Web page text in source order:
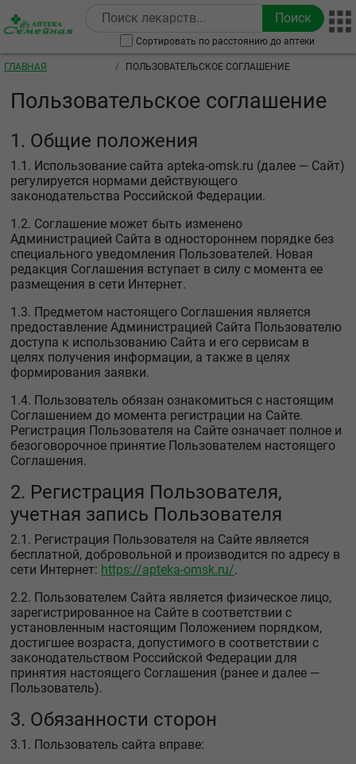
Сортировать по расстоянию до аптеки
Строка навигации
ГЛАВНАЯ ПОЛЬЗОВАТЕЛЬСКОЕ СОГЛАШЕНИЕ
Пользовательское соглашение
1. Общие положения
1.1. Использование сайта apteka-omsk.ru (далее — Сайт)
регулируется нормами действующего
законодательства Российской Федерации.
1.2. Соглашение может быть изменено
Администрацией Сайта в одностороннем порядке без
специального уведомления Пользователей. Новая
редакция Соглашения вступает в силу с момента ее
размещения в сети Интернет.
1.3. Предметом настоящего Соглашения является
предоставление Администрацией Сайта Пользователю
доступа к использованию Сайта и его сервисам в
целях получения информации, а также в целях
формирования заявки.
1.4. Пользователь обязан ознакомиться с настоящим
Соглашением до момента регистрации на Сайте.
Регистрация Пользователя на Сайте означает полное и
безоговорочное принятие Пользователем настоящего
Соглашения.
2. Регистрация Пользователя,
учетная запись Пользователя
2.1. Регистрация Пользователя на Сайте является
бесплатной, добровольной и производится по адресу в
сети Интернет: https://apteka-omsk.ru/.
2.2. Пользователем Сайта является физическое лицо,
зарегистрированное на Сайте в соответствии с
установленным настоящим Положением порядком,
достигшее возраста, допустимого в соответствии с
законодательством Российской Федерации для
принятия настоящего Соглашения (ранее и далее —
Пользователь).
3. Обязанности сторон
3.1. Пользователь сайта вправе: